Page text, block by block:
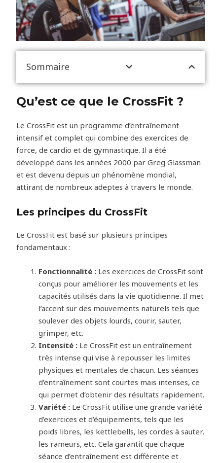
Sommaire
Qu’est ce que le CrossFit ?
Le CrossFit est un programme d’entraînement
intensif et complet qui combine des exercices de
force, de cardio et de gymnastique. Il a été
développé dans les années 2000 par Greg Glassman
et est devenu depuis un phénomène mondial,
attirant de nombreux adeptes à travers le monde.
Les principes du CrossFit
Le CrossFit est basé sur plusieurs principes
fondamentaux :
Fonctionnalité : Les exercices de CrossFit sont
conçus pour améliorer les mouvements et les
capacités utilisés dans la vie quotidienne. Il met
l’accent sur des mouvements naturels tels que
soulever des objets lourds, courir, sauter,
grimper, etc.
Intensité : Le CrossFit est un entraînement
très intense qui vise à repousser les limites
physiques et mentales de chacun. Les séances
d’entraînement sont courtes mais intenses, ce
qui permet d’obtenir des résultats rapidement.
Variété : Le CrossFit utilise une grande variété
d’exercices et d’équipements, tels que les
poids libres, les kettlebells, les cordes à sauter,
les rameurs, etc. Cela garantit que chaque
séance d’entraînement est différente et